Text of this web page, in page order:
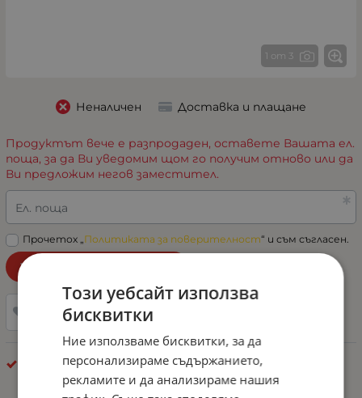
1 от 3
Неналичен Доставка и плащане
Продуктът вече е разпродаден, оставете Вашата ел.
поща, за да Ви уведомим щом го получим отново или да
Ви предложим негов заместител.
Ел. поща
Прочетох „Политиката за поверителност“ и съм съгласен.
Уведоми ме при наличност!
Добави в любими
Габарити - Други
Този уебсайт използва
бисквитки
Ние използваме бисквитки, за да
персонализираме съдържанието,
рекламите и да анализираме нашия